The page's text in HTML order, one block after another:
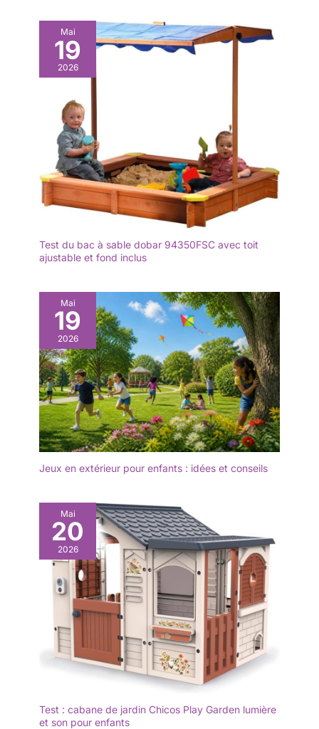
caritatives. 𝗠𝗲𝗿𝗰𝗶.❤️
le bac à sable, évitant toute
contamination. Des charnières
en T robustes assurent la
accessoires nécessaires, pour
un assemblage simple et
rapide. Toutes les pièces en
bois sont prédécoupées et
percées, ne nécessitant aucune
modification.
Mai
19
2026
Test du bac à sable dobar 94350FSC avec toit
ajustable et fond inclus
Mai
19
2026
Jeux en extérieur pour enfants : idées et conseils
Mai
20
2026
Test : cabane de jardin Chicos Play Garden lumière
et son pour enfants